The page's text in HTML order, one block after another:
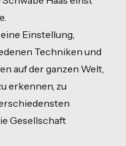
Einstellung,
Techniken und
auf der ganzen Welt,
erkennen, zu
Gesellschaft